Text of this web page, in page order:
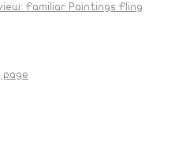
Familiar Paintings Fling
page